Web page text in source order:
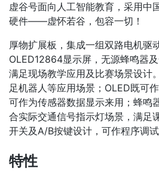
虚谷号面向人工智能教育，采用中
硬件——虚怀若谷，包容一切！
厚物扩展板，集成一组双路电机驱
OLED12864显示屏，无源蜂鸣器及
满足现场教学应用及比赛场景设计
足机器人等应用场景；OLED既可
可作为传感器数据显示来用；蜂鸣
合实际交通信号指示灯场景，满足
开关及A/B按键设计，可作程序调试
特性